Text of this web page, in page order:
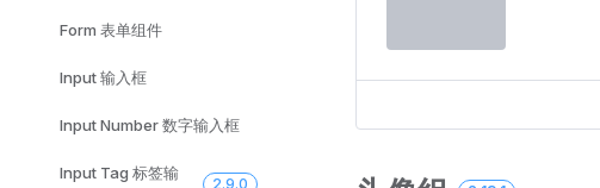
Form 表单组件
Input 输入框
Input Number 数字输入框
Input Tag 标签输
2.9.0